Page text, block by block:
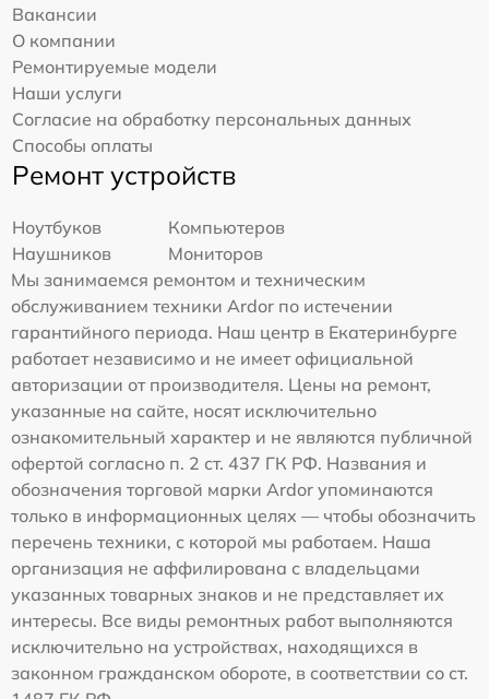
Вакансии
О компании
Ремонтируемые модели
Наши услуги
Согласие на обработку персональных данных
Способы оплаты
Ремонт устройств
Ноутбуков
Компьютеров
Наушников
Мониторов
Мы занимаемся ремонтом и техническим
обслуживанием техники Ardor по истечении
гарантийного периода. Наш центр в Екатеринбурге
работает независимо и не имеет официальной
авторизации от производителя. Цены на ремонт,
указанные на сайте, носят исключительно
ознакомительный характер и не являются публичной
офертой согласно п. 2 ст. 437 ГК РФ. Названия и
обозначения торговой марки Ardor упоминаются
только в информационных целях — чтобы обозначить
перечень техники, с которой мы работаем. Наша
организация не аффилирована с владельцами
указанных товарных знаков и не представляет их
интересы. Все виды ремонтных работ выполняются
исключительно на устройствах, находящихся в
законном гражданском обороте, в соответствии со ст.